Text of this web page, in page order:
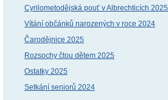
Cyrilometodějská pouť v Albrechticích 2025
Vítání občánků narozených v roce 2024
Čarodějnice 2025
Rozsochy čtou dětem 2025
Ostatky 2025
Setkání seniorů 2024